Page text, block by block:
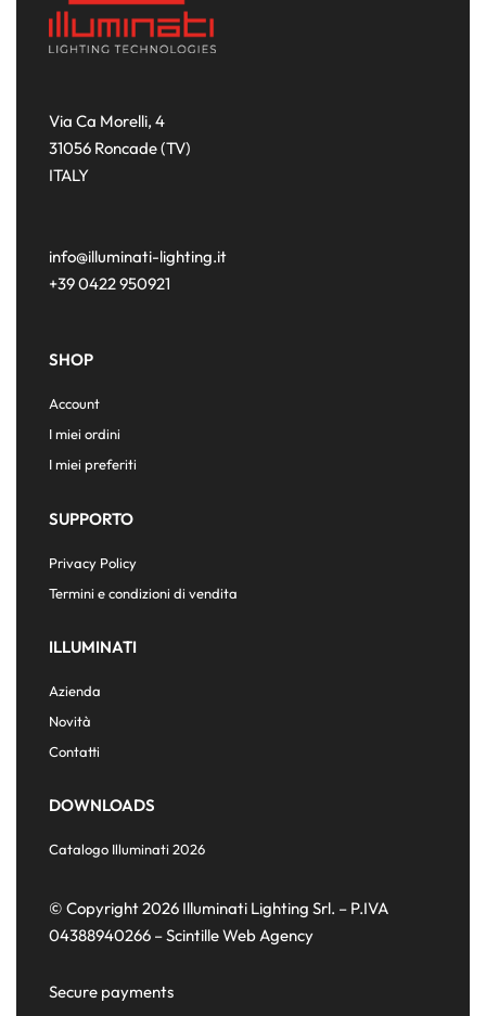
Via Ca Morelli, 4
31056 Roncade (TV)
ITALY
info@illuminati-lighting.it
+39 0422 950921
SHOP
Account
I miei ordini
I miei preferiti
SUPPORTO
Privacy Policy
Termini e condizioni di vendita
ILLUMINATI
Azienda
Novità
Contatti
DOWNLOADS
Catalogo Illuminati 2026
© Copyright 2026 Illuminati Lighting Srl. – P.IVA
04388940266 –Scintille Web Agency
Secure payments